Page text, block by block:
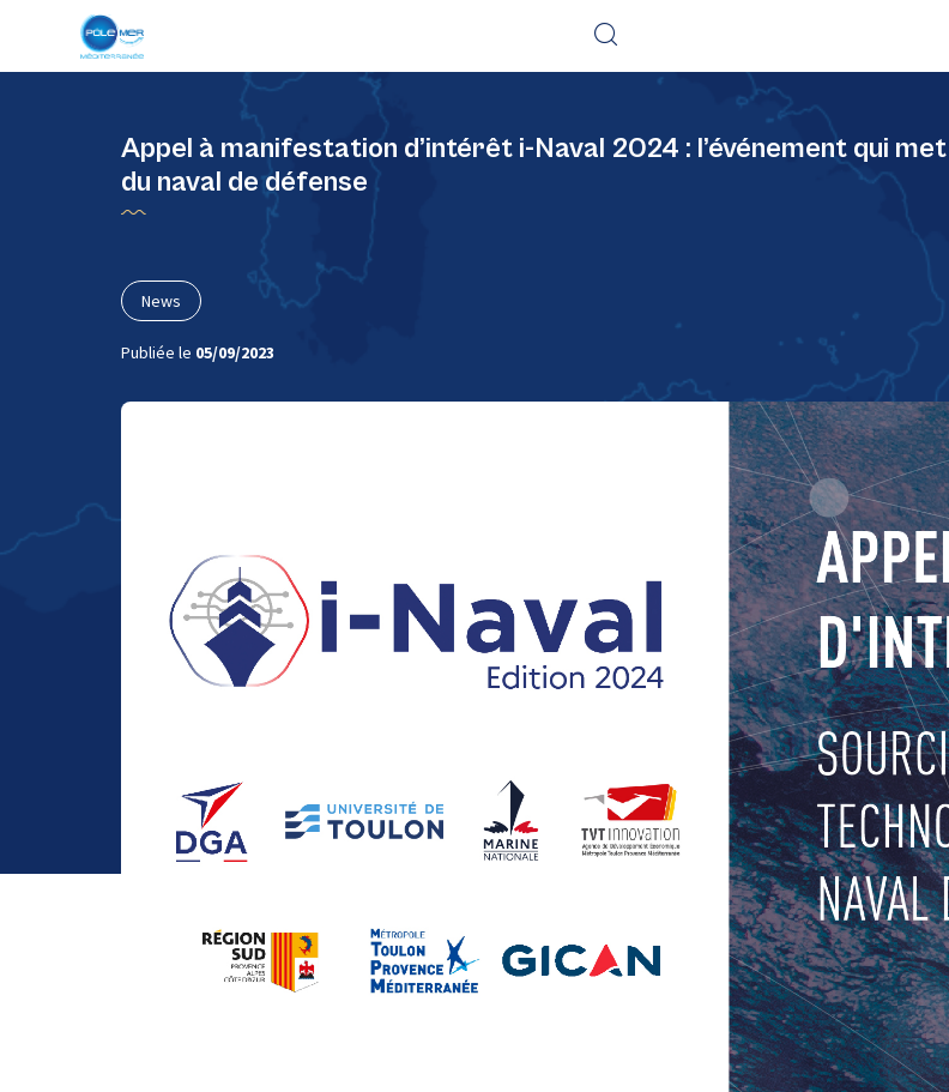
Appel à manifestation d’intérêt i-Naval 2024 : l’événement qui
du naval de défense
News
Publiée le 05/09/2023
Panneau de gestion des cookies